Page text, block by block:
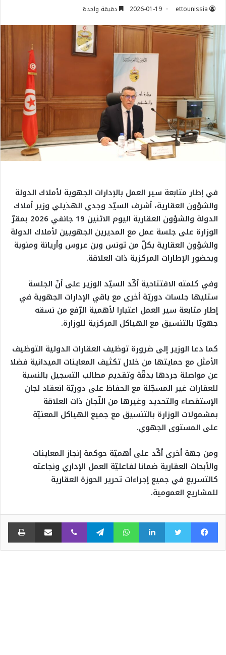
ettounissia
2026-01-19 دقيقة واحدة
في إطار متابعة سير العمل بالإدارات الجهوية لأملاك الدولة
والشؤون العقارية، أشرف السيّد وجدي الهذيلي وزير أملاك
الدولة والشؤون العقارية اليوم الاثنين 19 جانفي 2026 بمقرّ
الوزارة على جلسة عمل مع المديرين الجهويين لأملاك الدولة
والشؤون العقارية بكلّ من تونس وبن عروس وأريانة ومنوبة
وبحضور الإطارات المركزية ذات العلاقة.
وفي كلمته الافتتاحية أكّد السيّد الوزير على أنّ الجلسة
ستليها جلسات دوريّة أخرى مع باقي الإدارات الجهوية في
إطار متابعة سير العمل اعتبارا لأهمية الرّفع من نسقه
جهويّا بالتنسيق مع الهياكل المركزية للوزارة.
كما دعا الوزير إلى ضرورة توظيف العقارات الدولية التوظيف
الأمثل مع حمايتها من خلال تكثيف المعاينات الميدانية فضلا
عن مواصلة جردها بدقّة وتقديم مطالب التسجيل بالنسبة
للعقارات غير المسجّلة مع الحفاظ على دوريّة انعقاد لجان
الإستقصاء والتحديد وغيرها من اللّجان ذات العلاقة
بمشمولات الوزارة بالتنسيق مع جميع الهياكل المعنيّة
على المستوى الجهوي.
ومن جهة أخرى أكّد على أهميّة حوكمة إنجاز المعاينات
والأبحاث العقارية ضمانا لفاعليّة العمل الإداري ونجاعته
كالتسريع في جميع إجراءات تحرير الحوزة العقارية
للمشاريع العمومية.
فيسبوكتويتر لينكدإنواتساب تيلقرام ڤايبر مشاركة عبر البريد